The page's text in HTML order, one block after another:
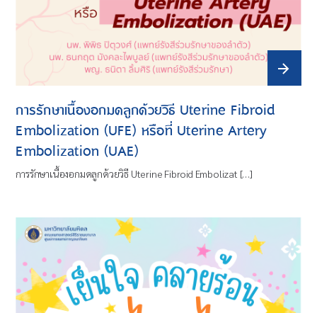
การรักษาเนื้องอกมดลูกด้วยวิธี Uterine Fibroid
Embolization (UFE) หรือที่ Uterine Artery
Embolization (UAE)
การรักษาเนื้องอกมดลูกด้วยวิธี Uterine Fibroid Embolizat […]